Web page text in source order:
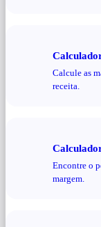
Calcule as
receita.
Encontre o
margem.